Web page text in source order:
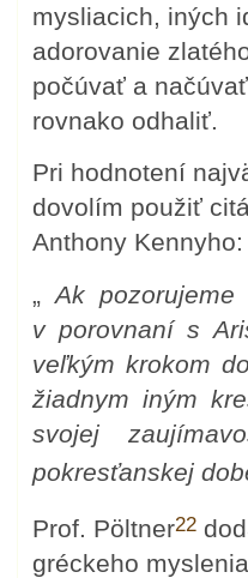
mysliacich, iných
adorovanie
počúvať a
rovnako odhaliť.
Pri hodnotení
dovolím použiť
Anthony Kennyho:
„Ak
v porovnaní s
veľkým krokom
žiadnym iným
svojej
pokresťanskej
Prof. Pöltner22
gréckeho